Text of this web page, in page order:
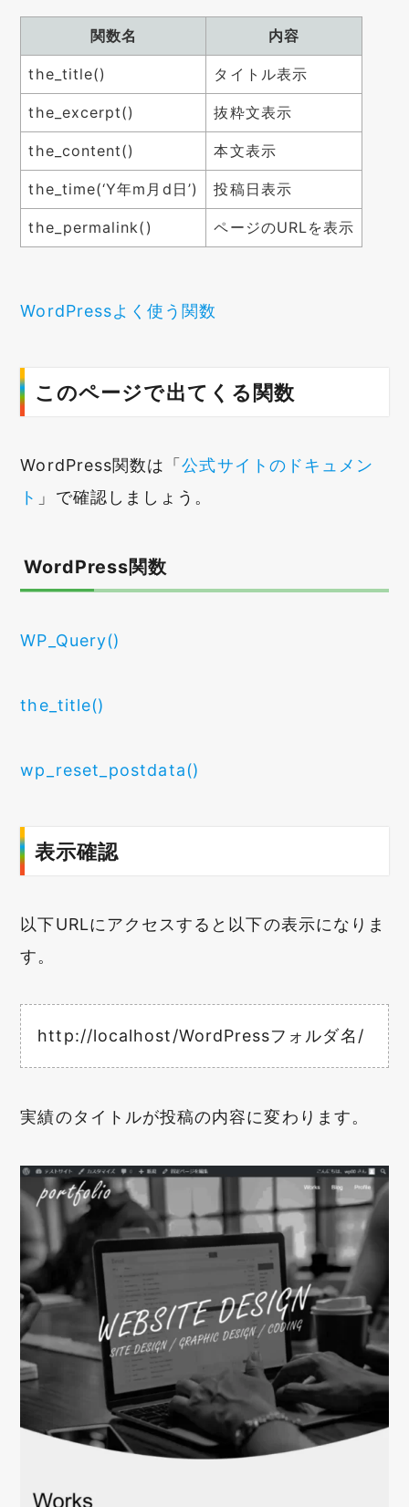
関数名 内容
the_title() タイトル表示
the_excerpt() 抜粋文表示
the_content() 本文表示
the_time(‘Y年m月d日’) 投稿日表示
the_permalink() ページのURLを表示
WordPressよく使う関数
このページで出てくる関数
WordPress関数は「公式サイトのドキュメン
ト 」で確認しましょう。
WordPress関数
WP_Query()
the_title()
wp_reset_postdata()
表示確認
以下URLにアクセスすると以下の表示になりま
す。
http://localhost/WordPressフォルダ名/
実績のタイトルが投稿の内容に変わります。